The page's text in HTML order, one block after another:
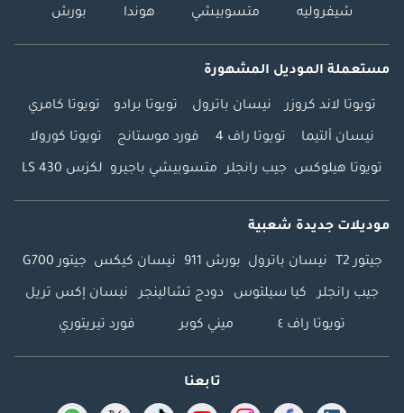
شيفروليه متسوبيشي هوندا بورش
مستعملة الموديل المشهورة
تويوتا لاند كروزر نيسان باترول تويوتا برادو تويوتا كامري
نيسان ألتيما تويوتا راف 4 فورد موستانج تويوتا كورولا
تويوتا هيلوكس جيب رانجلر متسوبيشي باجيرو لكزس LS 430
موديلات جديدة شعبية
جيتور T2 نيسان باترول بورش 911 نيسان كيكس جيتور G700
جيب رانجلر كيا سيلتوس دودج تشالينجر نيسان إكس تريل
تويوتا راف ٤ ميني كوبر فورد تيريتوري
تابعنا